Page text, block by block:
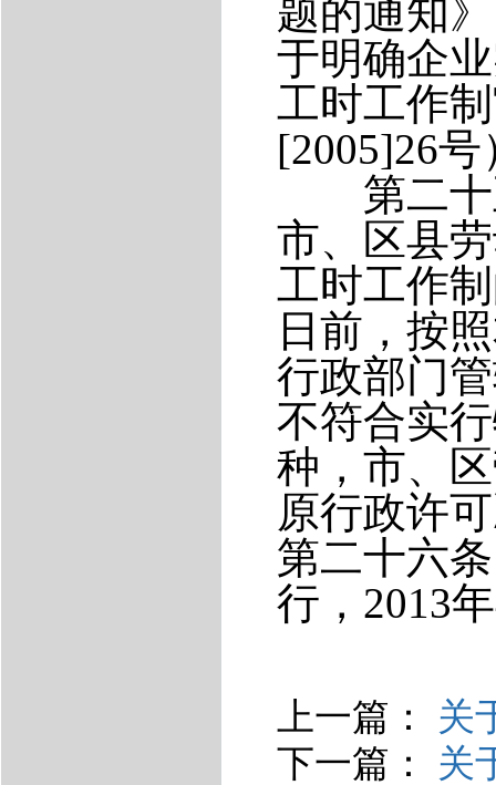
题的通知
于明确企
工时工作
[2005]26号
第二十
市、区县
工时工作
日前，按
行政部门
不符合实
种，市、
原行政许
第二十六
行， 2013年
上一篇： 关
下一篇： 关